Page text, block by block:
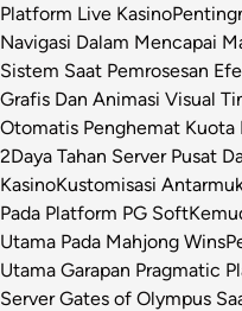
Platform Live Kasino
Navigasi Dalam Mencapai
Sistem Saat Pemrosesan
Grafis Dan Animasi Visual
Otomatis Penghemat Kuota
2Daya Tahan Server Pusat
KasinoKustomisasi
Pada Platform PG Soft
Utama Pada Mahjong Wins
Utama Garapan Pragmatic
Server Gates of Olympus